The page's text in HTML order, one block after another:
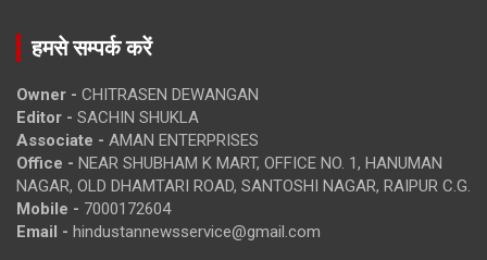
हमसे सम्पर्क करें
Owner - CHITRASEN DEWANGAN
Editor - SACHIN SHUKLA
Associate - AMAN ENTERPRISES
Office - NEAR SHUBHAM K MART, OFFICE NO. 1, HANUMAN
NAGAR, OLD DHAMTARI ROAD, SANTOSHI NAGAR, RAIPUR C.G.
Mobile - 7000172604
Email - hindustannewsservice@gmail.com